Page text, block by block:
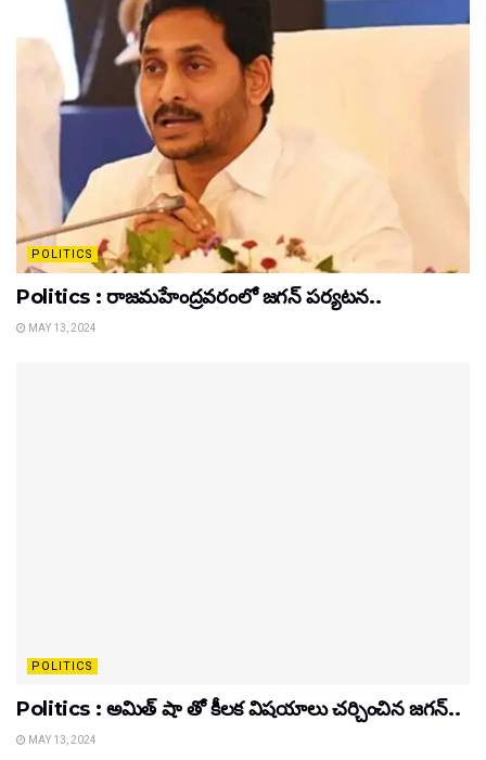
POLITICS
Politics : రాజమహేంద్రవరంలో జగన్ పర్యటన..
MAY 13, 2024
POLITICS
Politics : అమిత్ షా తో కీలక విషయాలు చర్చించిన జగన్..
MAY 13, 2024